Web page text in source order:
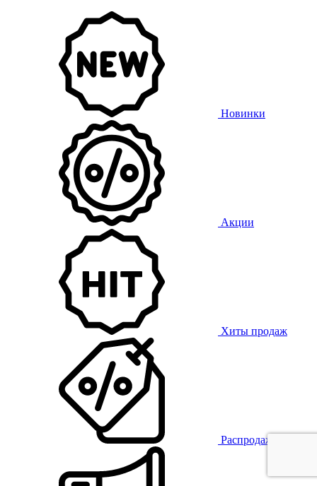
Новинки
Акции
Хиты продаж
Распродажа